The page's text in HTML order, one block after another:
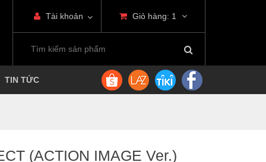
Tài khoản Giỏ hàng: 1
TIN TỨC
(ACTION IMAGE Ver.)